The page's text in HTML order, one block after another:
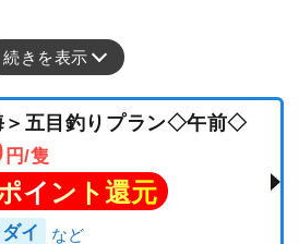
続きを表示
＞五目釣りプラン◇午前◇
円/隻
イント還元
イ